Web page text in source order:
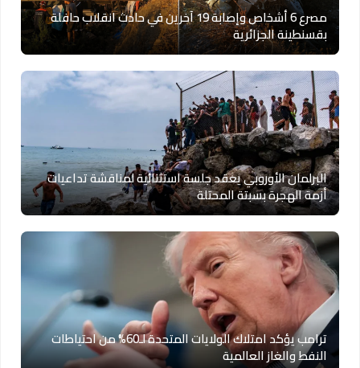
مصرع 6 أشخاص وإصابة 19 آخرين في حادث انقلاب حافلة
بقسنطينة الجزائرية
البرلمان الأوروبي يعقد جلسة استثنائية لمناقشة تداعيات
أزمة الهجرة بسبتة المحتلة
ترامب يؤكد امتلاك الولايات المتحدة لـ60% من احتياطات
النفط والغاز العالمية